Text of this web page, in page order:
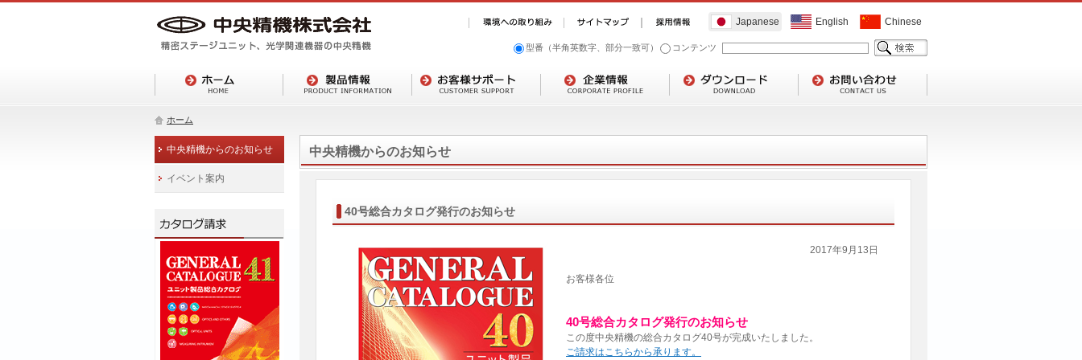
Japanese English Chinese
型番（半角英数字、部分一致可） コンテンツ
ホーム
中央精機からのお知らせ
40号総合カタログ発行のお知らせ
2017年9月13日
お客様各位
40号総合カタログ発行のお知らせ
この度中央精機の総合カタログ40号が完成いたしました。
ご請求はこちらから承ります。
中央精機からのお知らせ
イベント案内